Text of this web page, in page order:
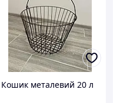
Кошик металевий 20 л